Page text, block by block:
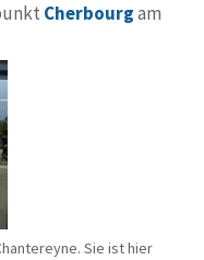
Cherbourgam
Sie ist hier